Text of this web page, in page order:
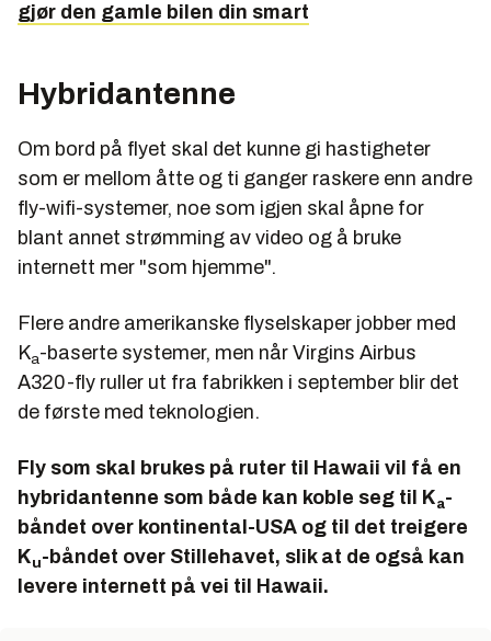
gjør den gamle bilen din smart
Hybridantenne
Om bord på flyet skal det kunne gi hastigheter
som er mellom åtte og ti ganger raskere enn andre
fly-wifi-systemer, noe som igjen skal åpne for
blant annet strømming av video og å bruke
internett mer "som hjemme".
Flere andre amerikanske flyselskaper jobber med
Ka-baserte systemer, men når Virgins Airbus
A320-fly ruller ut fra fabrikken i september blir det
de første med teknologien.
Fly som skal brukes på ruter til Hawaii vil få en
hybridantenne som både kan koble seg til Ka-
båndet over kontinental-USA og til det treigere
Ku-båndet over Stillehavet, slik at de også kan
levere internett på vei til Hawaii.